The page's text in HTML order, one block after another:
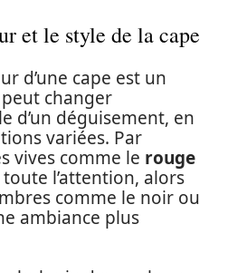
et le style de la cape
d’une cape est un
changer
d’un déguisement, en
variées. Par
vives comme le rouge
l’attention, alors
comme le noir ou
ambiance plus